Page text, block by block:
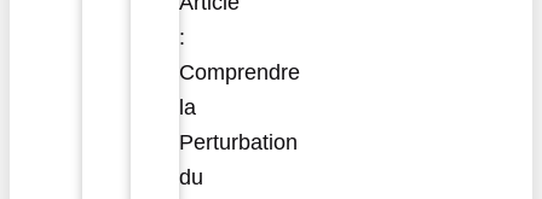
:
Comprendre
la
Perturbation
du